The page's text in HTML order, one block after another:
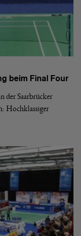
beim Final Four
der Saarbrücker
Hochklassiger